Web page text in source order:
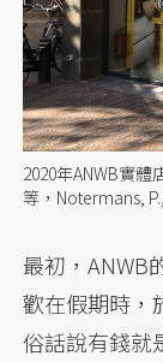
2020年ANWB實
等，Notermans,
最初，ANWB
歡在假期時，
俗話說有錢就